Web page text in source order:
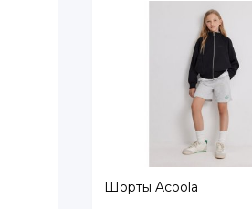
Шорты Acoola